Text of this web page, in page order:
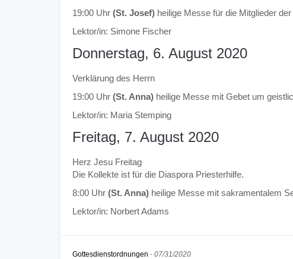
19:00 Uhr (St. Josef) heilige Messe für die Mitglieder
Lektor/in: Simone Fischer
Donnerstag, 6. August 2020
Verklärung des Herrn
19:00 Uhr (St. Anna) heilige Messe mit Gebet um
Lektor/in: Maria Stemping
Freitag, 7. August 2020
Herz Jesu Freitag
Die Kollekte ist für die Diaspora Priesterhilfe.
8:00 Uhr (St. Anna) heilige Messe mit sakramentalem
Lektor/in: Norbert Adams
Gottesdienstordnungen - 07/31/2020